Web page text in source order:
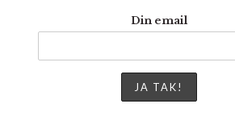
Din email